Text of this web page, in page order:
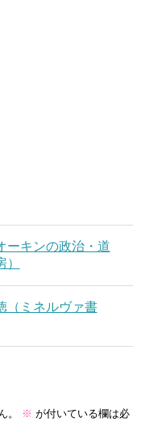
ーキンの政治・道
（ミネルヴァ書
。 ※ が付いている欄は必